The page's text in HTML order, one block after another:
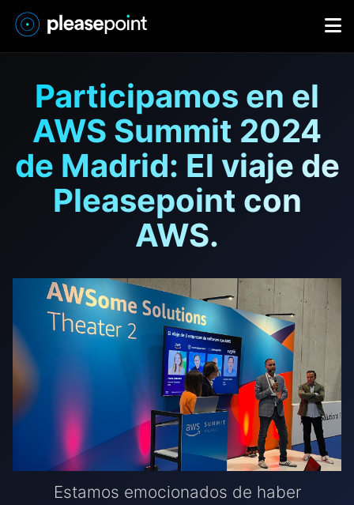
Participamos en el
AWS Summit 2024
de Madrid: El viaje de
Pleasepoint con
AWS.
Estamos emocionados de haber